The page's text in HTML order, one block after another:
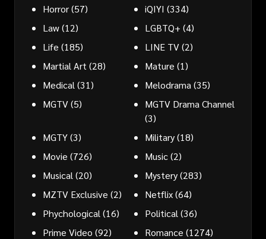
Horror(57) iQIYI (334)
Law(12) LGBTQ+ (4)
Life (185) LINE TV(2)
Martial Art (28) Mature (1)
Medical (31) Melodrama (35)
MGTV(5)
MGTV Drama Channel
(3)
MGTY(3) Military(18)
Movie (726) Music(2)
Musical (20) Mystery(283)
MZTV Exclusive (2) Netflix(64)
Phychological (16) Political (36)
Prime Video (92) Romance (1274)